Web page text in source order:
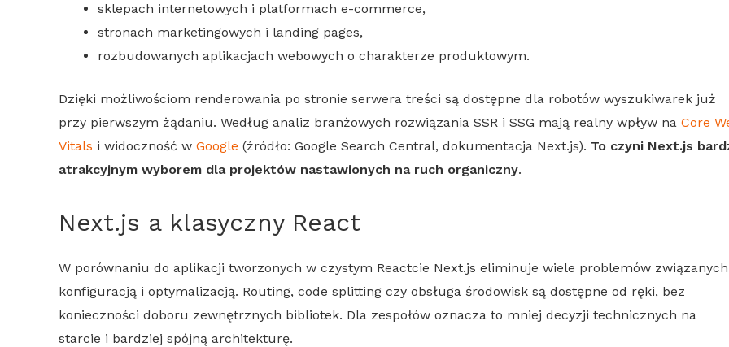
sklepach internetowych i platformach e-commerce,
stronach marketingowych i landing pages,
rozbudowanych aplikacjach webowych o charakterze produktowym.
Dzięki możliwościom renderowania po stronie serwera treści są dostępne dla robotów wyszukiwarek już
przy pierwszym żądaniu. Według analiz branżowych rozwiązania SSR i SSG mają realny wpływ na Core
Vitals i widoczność w Google (źródło: Google Search Central, dokumentacja Next.js). To czyni Next.js
atrakcyjnym wyborem dla projektów nastawionych na ruch organiczny.
Next.js a klasyczny React
W porównaniu do aplikacji tworzonych w czystym Reactcie Next.js eliminuje wiele problemów
konfiguracją i optymalizacją. Routing, code splitting czy obsługa środowisk są dostępne od ręki, bez
konieczności doboru zewnętrznych bibliotek. Dla zespołów oznacza to mniej decyzji technicznych na
starcie i bardziej spójną architekturę.